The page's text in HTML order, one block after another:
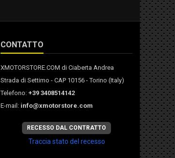
CONTATTO
XMOTORSTORE.COM di Ciaberta Andrea
Strada di Settimo - CAP 10156 - Torino (Italy)
Telefono: +39 3408514142
E-mail: info@xmotorstore.com
RECESSO DAL CONTRATTO
Traccia stato del recesso